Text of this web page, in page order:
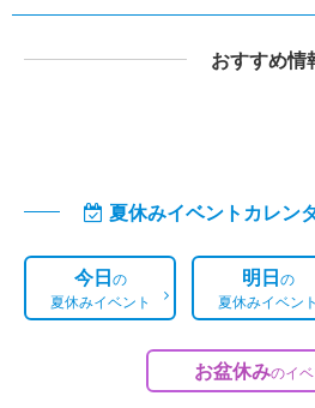
おすすめ情
夏休みイベントカレン
今日の
夏休みイベント
明日の
夏休みイベント
お盆休みのイ